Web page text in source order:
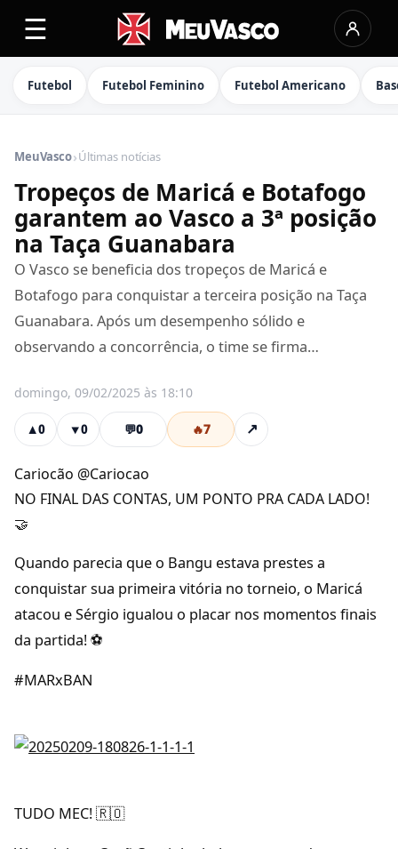
☰
Futebol Futebol Feminino Futebol Americano
MeuVasco›Últimas notícias
Tropeços de Maricá e Botafogo
garantem ao Vasco a 3ª posição
na Taça Guanabara
O Vasco se beneficia dos tropeços de Maricá e
Botafogo para conquistar a terceira posição na Taça
Guanabara. Após um desempenho sólido e
observando a concorrência, o time se firma…
domingo, 09/02/2025 às 18:10
▲0 ▼0 💬0 🔥7 ↗
Cariocão @Cariocao
NO FINAL DAS CONTAS, UM PONTO PRA CADA LADO!
🤝
Quando parecia que o Bangu estava prestes a
conquistar sua primeira vitória no torneio, o Maricá
atacou e Sérgio igualou o placar nos momentos finais
da partida! ⚽️
#MARxBAN
TUDO MEC! 🇷🇴